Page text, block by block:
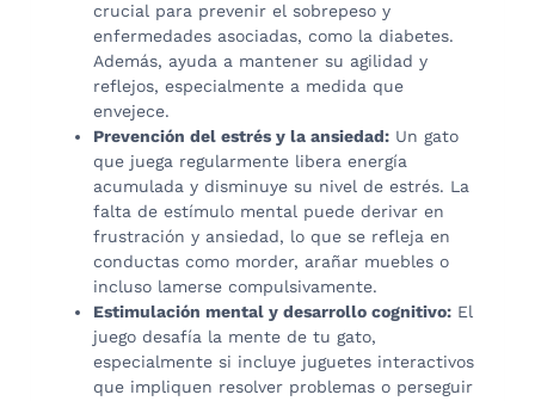
crucial para prevenir el sobrepeso y
enfermedades asociadas, como la diabetes.
Además, ayuda a mantener su agilidad y
reflejos, especialmente a medida que
envejece.
Prevención del estrés y la ansiedad: Un gato
que juega regularmente libera energía
acumulada y disminuye su nivel de estrés. La
falta de estímulo mental puede derivar en
frustración y ansiedad, lo que se refleja en
conductas como morder, arañar muebles o
incluso lamerse compulsivamente.
Estimulación mental y desarrollo cognitivo: El
juego desafía la mente de tu gato,
especialmente si incluye juguetes interactivos
que impliquen resolver problemas o perseguir